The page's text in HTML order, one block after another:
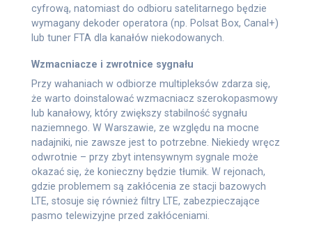
cyfrową, natomiast do odbioru satelitarnego będzie
wymagany dekoder operatora (np. Polsat Box, Canal+)
lub tuner FTA dla kanałów niekodowanych.
Wzmacniacze i zwrotnice sygnału
Przy wahaniach w odbiorze multipleksów zdarza się,
że warto doinstalować wzmacniacz szerokopasmowy
lub kanałowy, który zwiększy stabilność sygnału
naziemnego. W Warszawie, ze względu na mocne
nadajniki, nie zawsze jest to potrzebne. Niekiedy wręcz
odwrotnie – przy zbyt intensywnym sygnale może
okazać się, że konieczny będzie tłumik. W rejonach,
gdzie problemem są zakłócenia ze stacji bazowych
LTE, stosuje się również filtry LTE, zabezpieczające
pasmo telewizyjne przed zakłóceniami.